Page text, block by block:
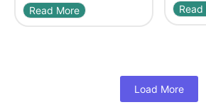
Read More
Load More